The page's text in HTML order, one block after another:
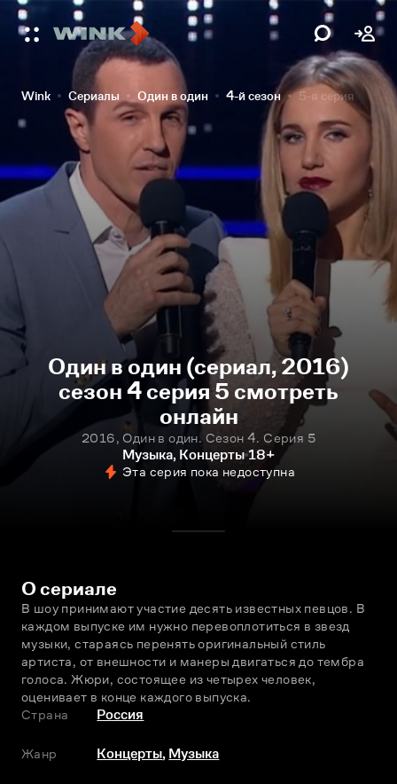
Wink Сериалы Один в один 4-й сезон 5-я серия
Один в один (сериал, 2016)
сезон 4 серия 5 смотреть
онлайн
2016, Один в один. Сезон 4. Серия 5
Музыка, Концерты 18+
Эта серия пока недоступна
О сериале
В шоу принимают участие десять известных певцов. В
каждом выпуске им нужно перевоплотиться в звeзд
музыки, стараясь перенять оригинальный стиль
артиста, от внешности и манеры двигаться до тембра
голоса. Жюри, состоящее из четырeх человек,
оценивает в конце каждого выпуска.
Страна
Россия
Жанр Концерты, Музыка